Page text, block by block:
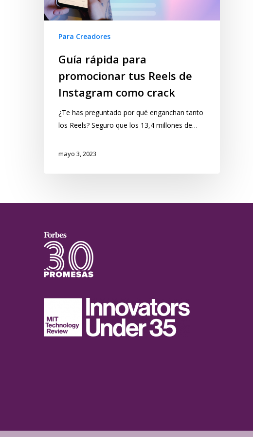
Para Creadores
Guía rápida para
promocionar tus Reels de
Instagram como crack
¿Te has preguntado por qué enganchan tanto
los Reels? Seguro que los 13,4 millones de…
mayo 3, 2023